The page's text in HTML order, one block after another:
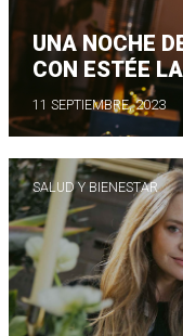
UNA NOCHE
CON ESTÉE
11 SEPTIEMBRE, 2023
SALUD Y BIENESTAR